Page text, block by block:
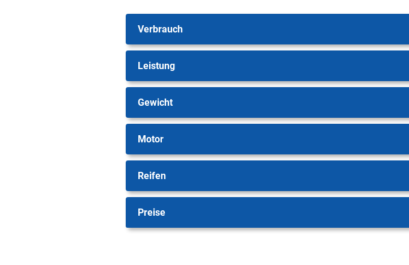
Verbrauch
Leistung
Gewicht
Motor
Reifen
Preise